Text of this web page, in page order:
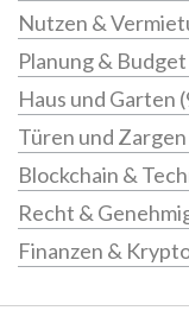
Nutzen &
Planung & Budget
Haus und Garten
Türen und Zargen
Blockchain &
Recht &
Finanzen &